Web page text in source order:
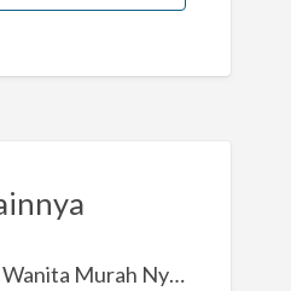
Kosan Wanita Murah Nyaman di Jakarta Selatan